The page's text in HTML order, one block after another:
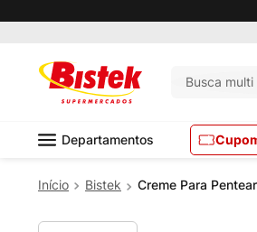
Departamentos
Bistek Creme Para